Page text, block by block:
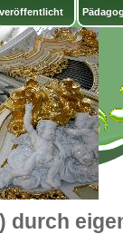
veröffentlicht
durch